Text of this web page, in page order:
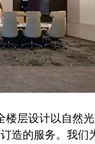
层设计以自然
造的服务。我们